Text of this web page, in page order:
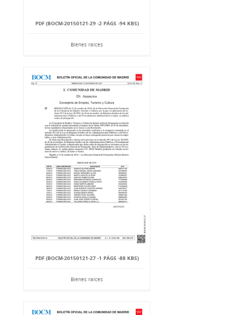
PDF (BOCM-20150121-29 -2 PÁGS -94 KBS)
Bienes raíces
PDF (BOCM-20150121-27 -1 PÁGS -88 KBS)
Bienes raíces